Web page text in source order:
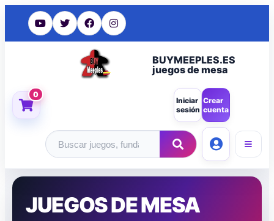
BUYMEEPLES.ES
juegos de mesa
0
Iniciar
sesión
Crear
cuenta
Buscar productos
JUEGOS DE MESA